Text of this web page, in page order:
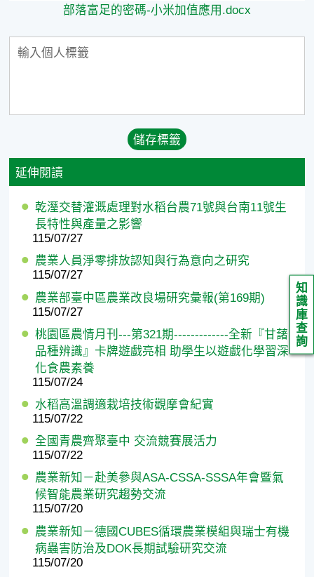
知
識
庫
查
詢
部落富足的密碼-小米加值應用.docx
延伸閱讀
乾溼交替灌溉處理對水稻台農71號與台南11號生
長特性與產量之影響
115/07/27
農業人員淨零排放認知與行為意向之研究
115/07/27
農業部臺中區農業改良場研究彙報(第169期)
115/07/27
桃園區農情月刊---第321期-------------全新『甘藷
品種辨識』卡牌遊戲亮相 助學生以遊戲化學習深
化食農素養
115/07/24
水稻高溫調適栽培技術觀摩會紀實
115/07/22
全國青農齊聚臺中 交流競賽展活力
115/07/22
農業新知－赴美參與ASA-CSSA-SSSA年會暨氣
候智能農業研究趨勢交流
115/07/20
農業新知－德國CUBES循環農業模組與瑞士有機
病蟲害防治及DOK長期試驗研究交流
115/07/20